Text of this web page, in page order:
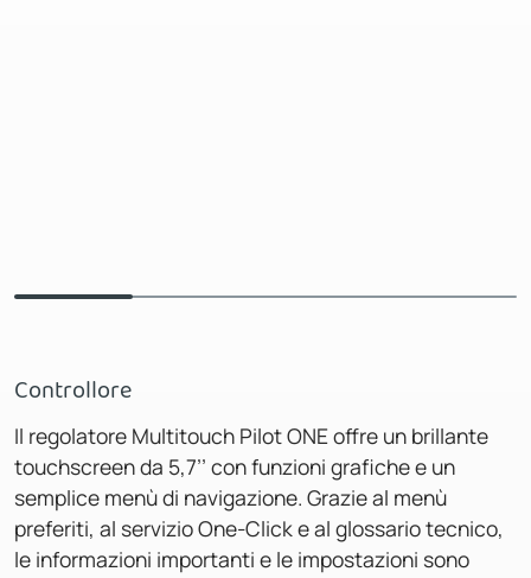
Controllore
Il regolatore Multitouch Pilot ONE offre un brillante
touchscreen da 5,7’’ con funzioni grafiche e un
semplice menù di navigazione. Grazie al menù
preferiti, al servizio One-Click e al glossario tecnico,
le informazioni importanti e le impostazioni sono